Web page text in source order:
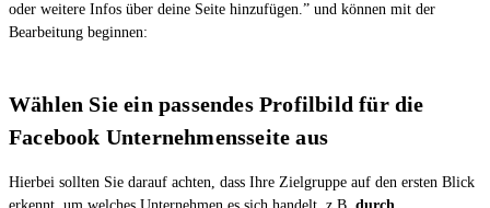
oder weitere Infos über deine Seite hinzufügen.” und können mit der
Bearbeitung beginnen:
Wählen Sie ein passendes Profilbild für die
Facebook Unternehmensseite aus
Hierbei sollten Sie darauf achten, dass Ihre Zielgruppe auf den ersten Blick